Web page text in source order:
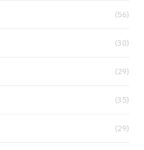
(56)
(30)
(29)
(35)
(29)